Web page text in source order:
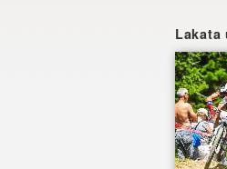
Lakata